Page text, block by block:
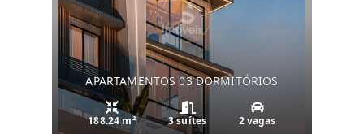
APARTAMENTOS 03 DORMITÓRIOS
188.24 m² 3 suítes 2 vagas